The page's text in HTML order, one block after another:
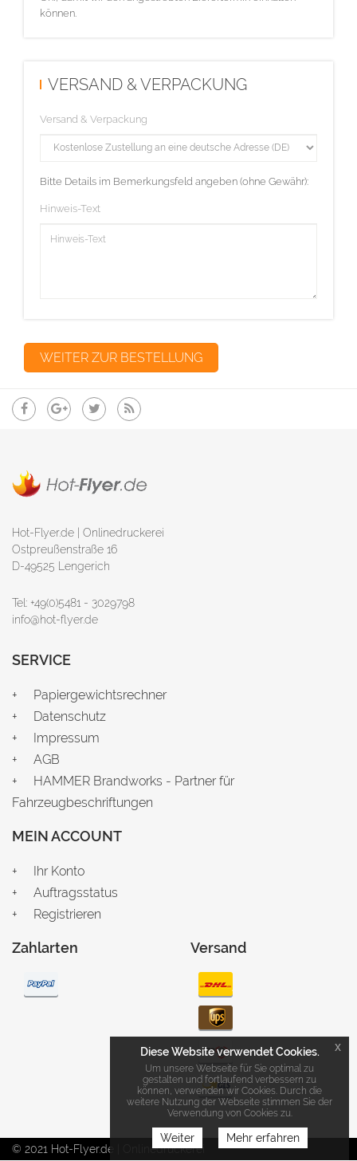
können.
VERSAND & VERPACKUNG
Versand & Verpackung
Bitte Details im Bemerkungsfeld angeben (ohne Gewähr):
Hinweis-Text
Hot-Flyer.de | Onlinedruckerei
Ostpreußenstraße 16
D-49525 Lengerich
Tel: +49(0)5481 - 3029798
info@hot-flyer.de
SERVICE
Papiergewichtsrechner
Datenschutz
Impressum
AGB
HAMMER Brandworks - Partner für
Fahrzeugbeschriftungen
MEIN ACCOUNT
Ihr Konto
Auftragsstatus
Registrieren
Zahlarten Versand
© 2021 Hot-Flyer.de | Onlinedruckerei
Diese Website verwendet Cookies.
Um unsere Webseite für Sie optimal zu
gestalten und fortlaufend verbessern zu
können, verwenden wir Cookies. Durch die
weitere Nutzung der Webseite stimmen Sie der
Verwendung von Cookies zu.
Weiter Mehr erfahren
x